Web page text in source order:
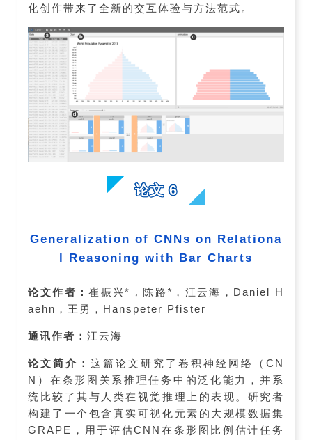
化创作带来了全新的交互体验与方法范式。
论文 6
Generalization of CNNs on Relationa
l Reasoning with Bar Charts
论文作者：崔振兴* ， 陈路 * ，汪云海，Daniel H
aehn，王勇，Hanspeter Pfister
通讯作者：汪云海
论文简介：这篇论文研究了卷积神经网络（CN
N）在条形图关系推理任务中的泛化能力，并系
统比较了其与人类在视觉推理上的表现。研究者
构建了一个包含真实可视化元素的大规模数据集
GRAPE，用于评估CNN在条形图比例估计任务